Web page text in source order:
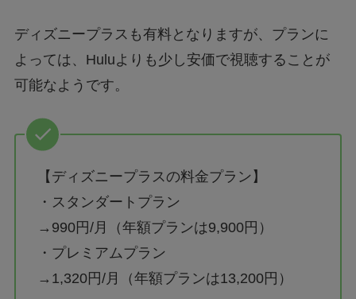
ディズニープラスも有料となりますが、プランに
よっては、Huluよりも少し安価で視聴することが
可能なようです。
【ディズニープラスの料金プラン】
・スタンダートプラン
→990円/月（年額プランは9,900円）
・プレミアムプラン
→1,320円/月（年額プランは13,200円）